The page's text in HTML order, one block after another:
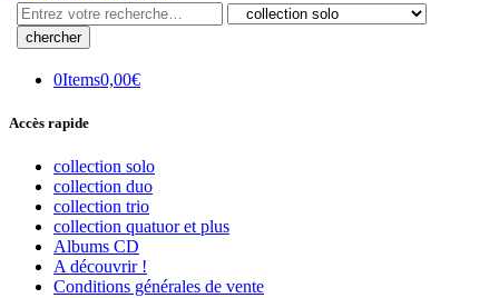
Search
here
0Items0,00€
Accès rapide
collection solo
collection duo
collection trio
collection quatuor et plus
Albums CD
A découvrir !
Conditions générales de vente